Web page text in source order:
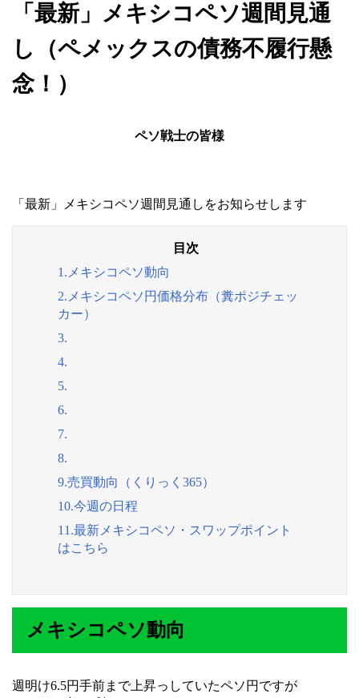
「最新」メキシコペソ週間見通
し（ペメックスの債務不履行懸
念！）
ペソ戦士の皆様
「最新」メキシコペソ週間見通しをお知らせします
1.メキシコペソ動向
2.メキシコペソ円価格分布（糞ポジチェッ
カー）
3.
4.
5.
6.
7.
8.
9.売買動向（くりっく365）
10.今週の日程
11.最新メキシコペソ・スワップポイント
はこちら
メキシコペソ動向
週明け6.5円手前まで上昇っしていたペソ円ですが